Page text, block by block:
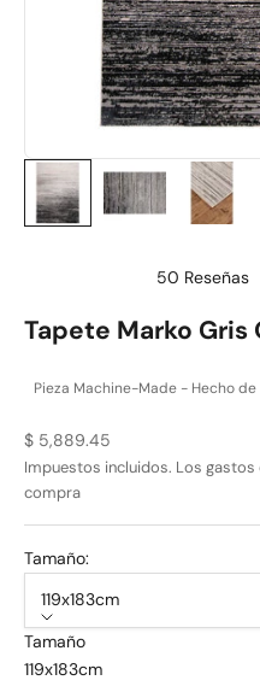
de
5
50 Reseñas
Tapete Marko Gris
Pieza Machine-Made - Hecho
Precio de oferta
$ 5,889.45
Impuestos incluidos. Los gastos
compra
Tamaño:
119x183cm
Tamaño
119x183cm